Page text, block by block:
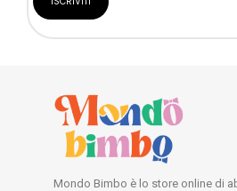
Mondo Bimbo è lo store online di